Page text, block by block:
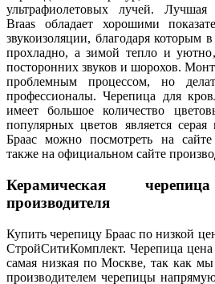
ультрафиолетовых лучей. Лучшая
Braas обладает хорошими
звукоизоляции, благодаря которым
прохладно, а зимой тепло и
посторонних звуков и шорохов.
проблемным процессом, но
профессионалы. Черепица для
имеет большое количество
популярных цветов является
Браас можно посмотреть на
также на официальном сайте
Керамическая
производителя
Купить черепицу Браас по низкой
СтройСитиКомплект. Черепица
самая низкая по Москве, так как
производителем черепицы